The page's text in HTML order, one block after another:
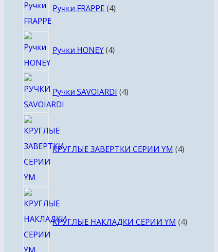
Ручки FRAPPE 4товара
Ручки HONEY 4товара
Ручки SAVOIARDI 4товара
КРУГЛЫЕ ЗАВЕРТКИ СЕРИИ YM 4
КРУГЛЫЕ НАКЛАДКИ СЕРИИ YM 4